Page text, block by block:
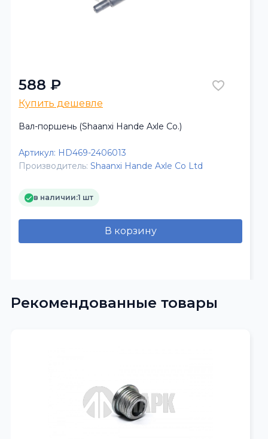
588 ₽
Купить дешевле
Вал-поршень (Shaanxi Hande Axle Co.)
Артикул: HD469-2406013
Производитель: Shaanxi Hande Axle Co Ltd
в наличии:1 шт
В корзину
Рекомендованные товары